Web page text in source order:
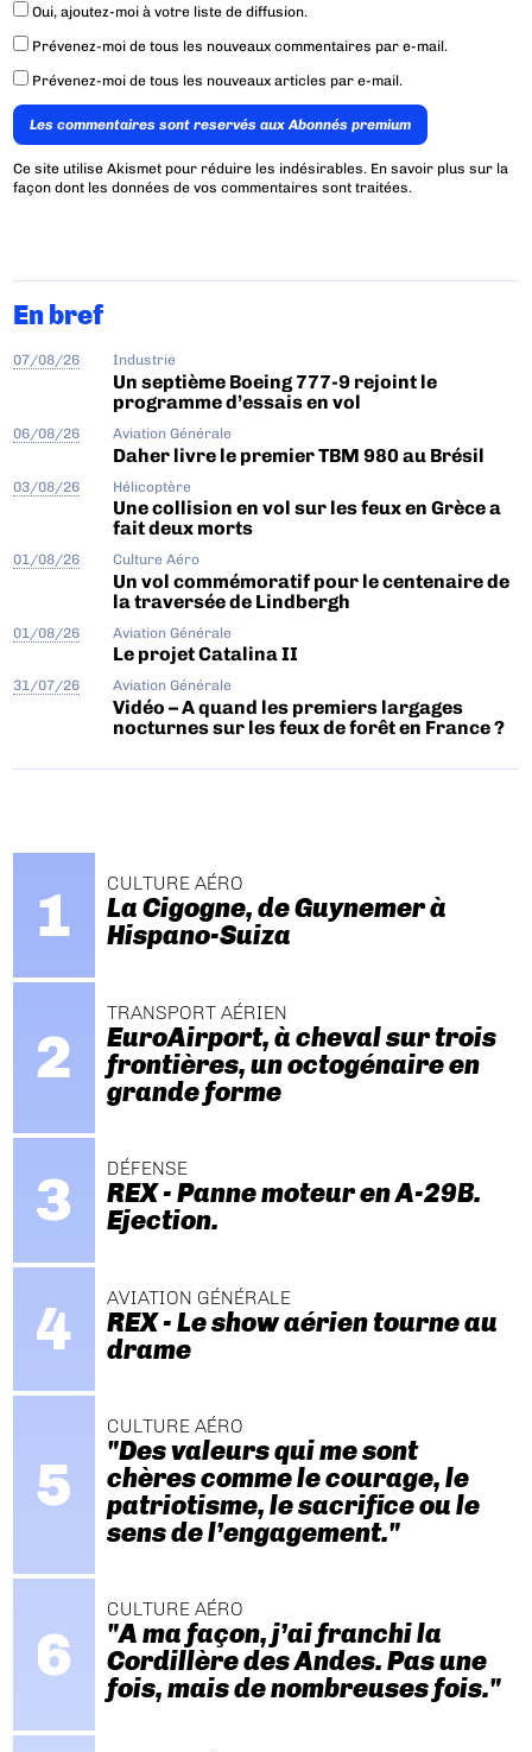
Oui, ajoutez-moi à votre liste de diffusion.
Prévenez-moi de tous les nouveaux commentaires par e-mail.
Prévenez-moi de tous les nouveaux articles par e-mail.
Les commentaires sont reservés aux Abonnés premium
Ce site utilise Akismet pour réduire les indésirables. En savoir plus sur la
façon dont les données de vos commentaires sont traitées.
En bref
07/08/26 Industrie
Un septième Boeing 777-9 rejoint le
programme d’essais en vol
06/08/26 Aviation Générale
Daher livre le premier TBM 980 au Brésil
03/08/26 Hélicoptère
Une collision en vol sur les feux en Grèce a
fait deux morts
01/08/26 Culture Aéro
Un vol commémoratif pour le centenaire de
la traversée de Lindbergh
01/08/26 Aviation Générale
Le projet Catalina II
31/07/26 Aviation Générale
Vidéo – A quand les premiers largages
nocturnes sur les feux de forêt en France ?
CULTURE AÉRO
La Cigogne, de Guynemer à
Hispano-Suiza
TRANSPORT AÉRIEN
EuroAirport, à cheval sur trois
frontières, un octogénaire en
grande forme
DÉFENSE
REX - Panne moteur en A-29B.
Ejection.
AVIATION GÉNÉRALE
REX - Le show aérien tourne au
drame
CULTURE AÉRO
"Des valeurs qui me sont
chères comme le courage, le
patriotisme, le sacrifice ou le
sens de l’engagement."
CULTURE AÉRO
"A ma façon, j’ai franchi la
Cordillère des Andes. Pas une
fois, mais de nombreuses fois."